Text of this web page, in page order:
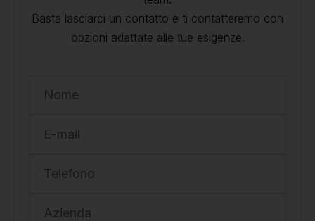
Basta lasciarci un contatto e ti contatteremo con
opzioni adattate alle tue esigenze.
Nome
E-mail
Telefono
Azienda